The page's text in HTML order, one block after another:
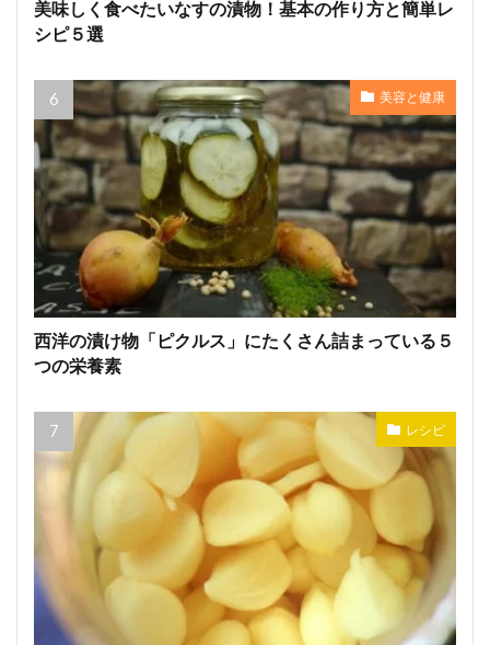
美味しく食べたいなすの漬物！基本の作り方と簡単レ
シピ５選
美容と健康
西洋の漬け物「ピクルス」にたくさん詰まっている５
つの栄養素
レシピ